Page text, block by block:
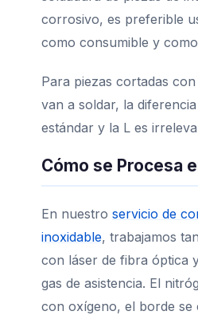
corrosivo, es preferible
como consumible y
Para piezas cortadas
van a soldar, la
estándar y la L es
Cómo se Procesa
En nuestro servicio de
inoxidable, trabajamos
con láser de fibra óptica
gas de asistencia. El
con oxígeno, el borde se